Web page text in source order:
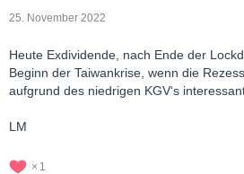
25. November 2022
Heute Exdividende, nach Ende der
Beginn der Taiwankrise, wenn die
aufgrund des niedrigen KGV‘s
LM
1